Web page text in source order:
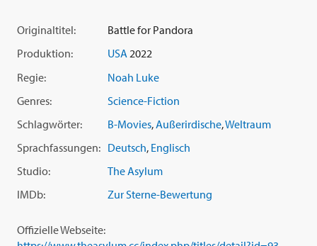
Originaltitel:
Battle for Pandora
Produktion:
USA2022
Regie:
Noah Luke
Genres:
Science-Fiction
Schlagwörter:
B-Movies,Außerirdische,Weltraum
Sprachfassungen: Deutsch, Englisch
Studio:
The Asylum
IMDb:
Zur Sterne-Bewertung
Offizielle Webseite: